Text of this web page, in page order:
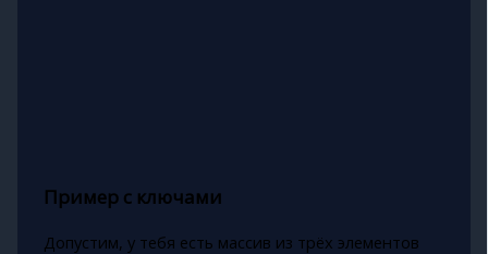
Пример с ключами
Допустим, у тебя есть массив из трёх элементов